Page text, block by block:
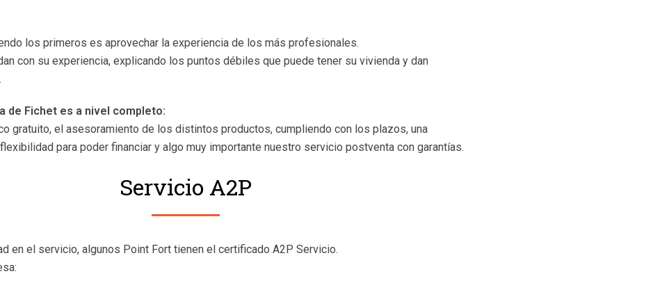
los primeros es aprovechar la experiencia de los más profesionales.
con su experiencia, explicando los puntos débiles que puede tener su vivienda y dan
de Fichet es a nivel completo:
gratuito, el asesoramiento de los distintos productos, cumpliendo con los plazos, una
para poder financiar y algo muy importante nuestro servicio postventa con garantías.
Servicio A2P
en el servicio, algunos Point Fort tienen el certificado A2P Servicio.